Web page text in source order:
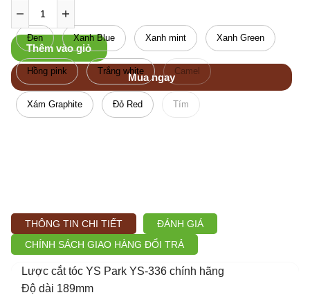
Thêm vào giỏ
Mua ngay
THÔNG TIN CHI TIẾT
ĐÁNH GIÁ
CHÍNH SÁCH GIAO HÀNG ĐỔI TRẢ
Lược cắt tóc YS Park YS-336 chính hãng
Độ dài 189mm
Đen Xanh Blue Xanh mint Xanh Green
Hồng pink Trắng white Camel
Xám Graphite Đỏ Red Tím